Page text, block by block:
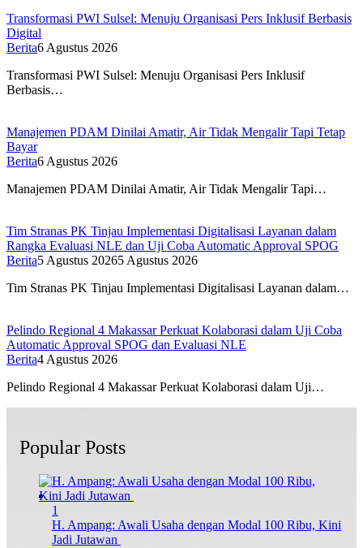
Transformasi PWI Sulsel: Menuju Organisasi Pers Inklusif Berbasis
Digital
Berita6 Agustus 2026
Transformasi PWI Sulsel: Menuju Organisasi Pers Inklusif
Berbasis…
Manajemen PDAM Dinilai Amatir, Air Tidak Mengalir Tapi Tetap
Bayar
Berita6 Agustus 2026
Manajemen PDAM Dinilai Amatir, Air Tidak Mengalir Tapi…
Tim Stranas PK Tinjau Implementasi Digitalisasi Layanan dalam
Rangka Evaluasi NLE dan Uji Coba Automatic Approval SPOG
Berita5 Agustus 20265 Agustus 2026
Tim Stranas PK Tinjau Implementasi Digitalisasi Layanan dalam…
Pelindo Regional 4 Makassar Perkuat Kolaborasi dalam Uji Coba
Automatic Approval SPOG dan Evaluasi NLE
Berita4 Agustus 2026
Pelindo Regional 4 Makassar Perkuat Kolaborasi dalam Uji…
Popular Posts
1
H. Ampang: Awali Usaha dengan Modal 100 Ribu, Kini
Jadi Jutawan